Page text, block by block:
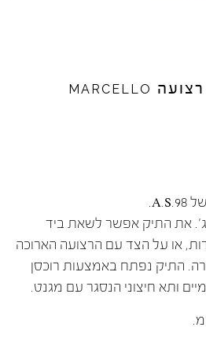
MARCELLO
את התיק אפשר לשאת ביד
או על הצד עם הרצועה הארוכה
התיק נפתח באמצעות רוכסן
ותא חיצוני הנסגר עם מגנט.